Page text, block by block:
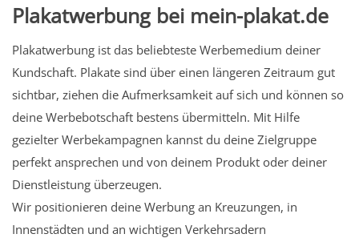
Plakatwerbung bei mein-plakat.de
Plakatwerbung ist das beliebteste Werbemedium deiner
Kundschaft. Plakate sind über einen längeren Zeitraum gut
sichtbar, ziehen die Aufmerksamkeit auf sich und können so
deine Werbebotschaft bestens übermitteln. Mit Hilfe
gezielter Werbekampagnen kannst du deine Zielgruppe
perfekt ansprechen und von deinem Produkt oder deiner
Dienstleistung überzeugen.
Wir positionieren deine Werbung an Kreuzungen, in
Innenstädten und an wichtigen Verkehrsadern